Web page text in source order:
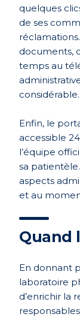
quelques
de ses
documents,
temps au
considérable.
Enfin, le
accessible
l’équipe
sa
aspects
et au
Quand
En donnant
laboratoire
d’enrichir la